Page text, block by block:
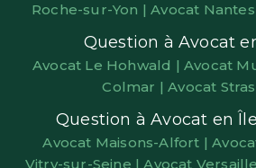
Roche-sur-Yon |Avocat
Question à Avocat
Avocat Le Hohwald |Avocat
Colmar |Avocat
Question à Avocat en
Avocat Maisons-Alfort |
Vitry-sur-Seine |Avocat